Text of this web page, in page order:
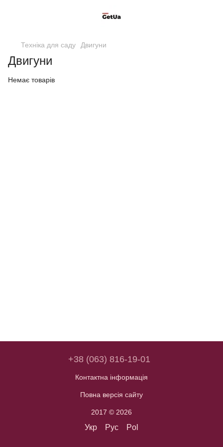
Техніка для саду Двигуни
Двигуни
Немає товарів
+38 (063) 816-19-01
Контактна інформація
Повна версія сайту
2017 © 2026
Укр Рус Pol